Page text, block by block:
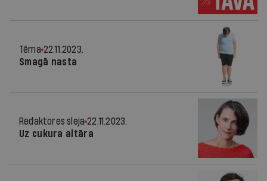
Tēma 22.11.2023.
Smagā nasta
Redaktores sleja 22.11.2023.
Uz cukura altāra